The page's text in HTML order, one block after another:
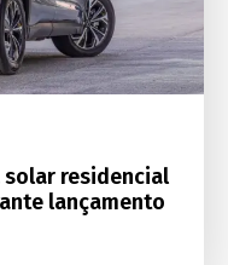
solar residencial
lançamento